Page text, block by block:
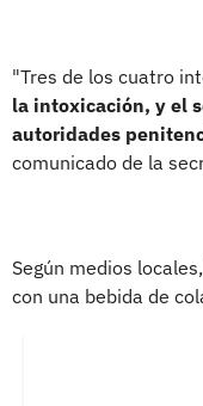
"Tres de los cuatro
la intoxicación, y el
autoridades
comunicado de la
Según medios
con una bebida de